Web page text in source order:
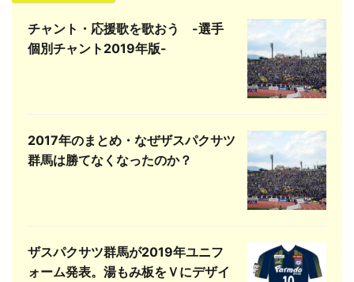
チャント・応援歌を歌おう -選手
個別チャント2019年版-
2017年のまとめ・なぜザスパクサツ
群馬は勝てなくなったのか？
ザスパクサツ群馬が2019年ユニフ
ォーム発表。湯もみ板をＶにデザイ